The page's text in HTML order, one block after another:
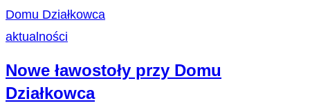
aktualności
Nowe ławostoły przy Domu
Działkowca